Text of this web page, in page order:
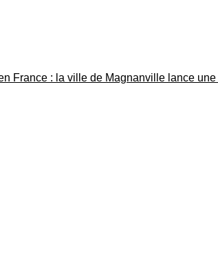
France : la ville de Magnanville lance